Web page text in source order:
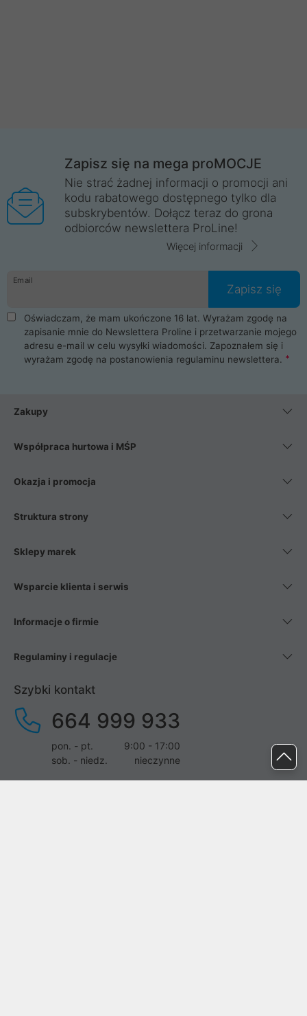
Zapisz się na mega proMOCJE
Nie strać żadnej informacji o promocji ani
kodu rabatowego dostępnego tylko dla
subskrybentów. Dołącz teraz do grona
odbiorców newslettera ProLine!
Więcej informacji
Email
Zapisz się
Oświadczam, że mam ukończone 16 lat. Wyrażam zgodę na
zapisanie mnie do Newslettera Proline i przetwarzanie mojego
adresu e-mail w celu wysyłki wiadomości. Zapoznałem się i
wyrażam zgodę na postanowienia regulaminu newslettera.
Zakupy
Współpraca hurtowa i MŚP
Okazja i promocja
Struktura strony
Sklepy marek
Wsparcie klienta i serwis
Informacje o firmie
Regulaminy i regulacje
Szybki kontakt
664 999 933
pon. - pt.
9:00 - 17:00
sob. - niedz.
nieczynne